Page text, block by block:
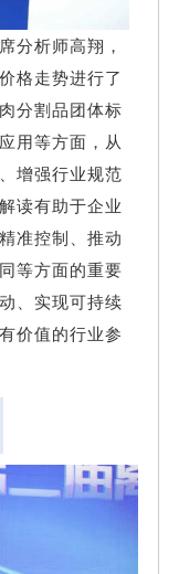
分析师高翔，
格走势进行了
分割品团体标
用等方面，从
增强行业规范
读有助于企业
准控制、推动
等方面的重要
、实现可持续
价值的行业参